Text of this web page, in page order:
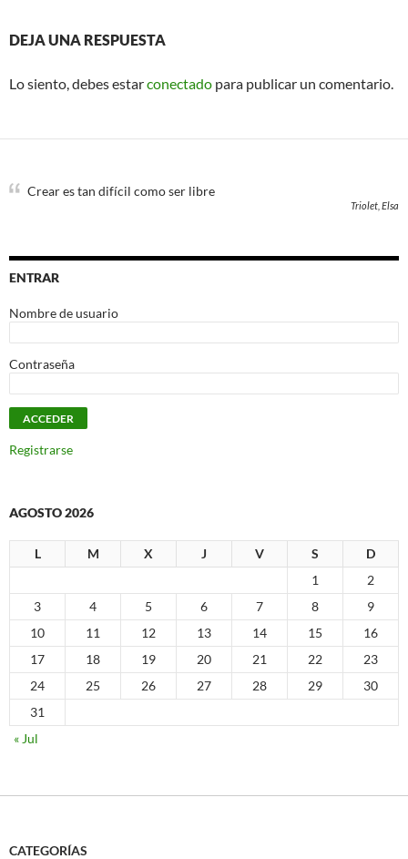
DEJA UNA RESPUESTA
Lo siento, debes estarconectado para publicar un comentario.
Crear es tan difícil como ser libre
Triolet, Elsa
ENTRAR
Nombre de usuario
Contraseña
Registrarse
AGOSTO 2026
L M X J V S
D
1
2
3
4 5 6 7 8
9
10
11 12 13 14 15
16
17
18 19 20 21 22
23
24
25 26 27 28 29
30
31
« Jul
CATEGORÍAS